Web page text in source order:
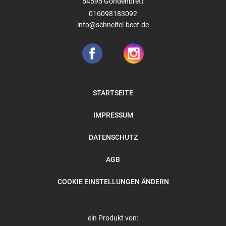
016098183092
info@schneifel-beef.de
STARTSEITE
IMPRESSUM
DATENSCHUTZ
AGB
COOKIE EINSTELLUNGEN ÄNDERN
ein Produkt von: